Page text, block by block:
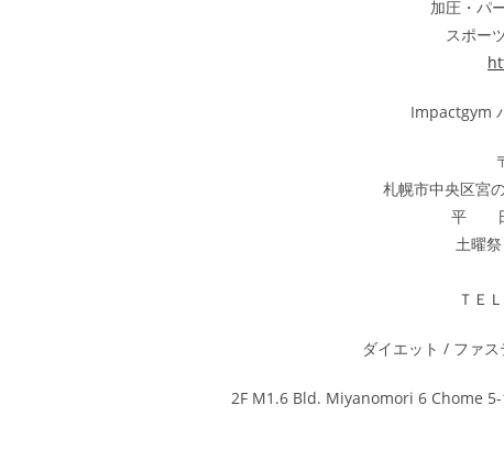
加圧・パ
スポー
Impactgym
札幌市中央区宮
平 日
土曜
ＴＥ
ダイエット / ファ
2F M1.6 Bld. Miyanomori 6 Chome